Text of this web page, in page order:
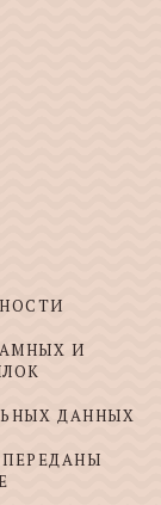
И
ДАННЫХ